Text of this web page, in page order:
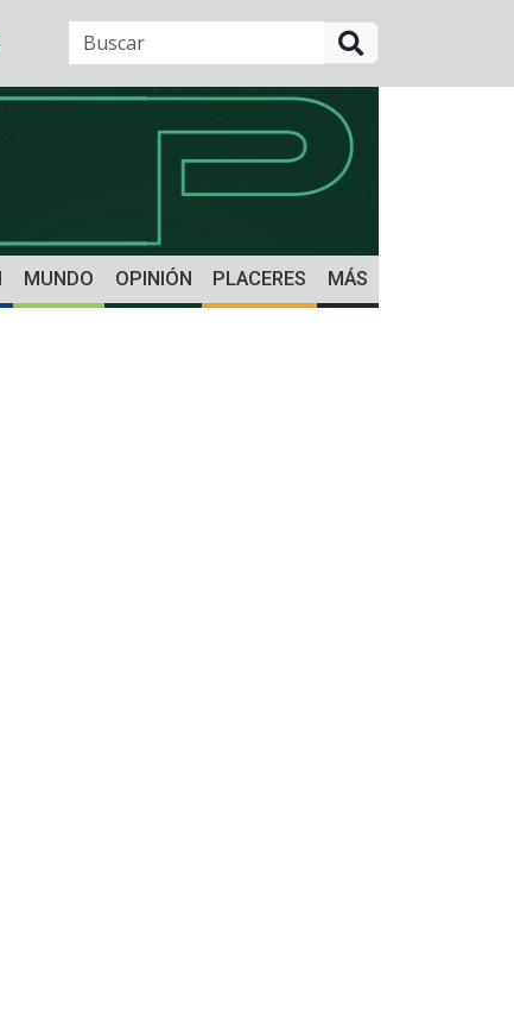
MUNDO OPINIÓN PLACERES MÁS